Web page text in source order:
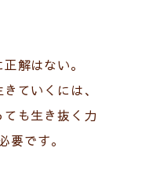
解はない。
ていくには、
も生き抜く力
要です。